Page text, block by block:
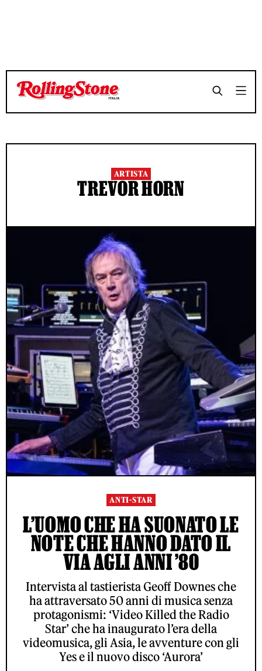
ARTISTA
TREVOR HORN
ANTI-STAR
L’UOMO CHE HA SUONATO LE
NOTE CHE HANNO DATO IL
VIA AGLI ANNI ’80
Intervista al tastierista Geoff Downes che
ha attraversato 50 anni di musica senza
protagonismi: ‘Video Killed the Radio
Star’ che ha inaugurato l’era della
videomusica, gli Asia, le avventure con gli
Yes e il nuovo disco ‘Aurora’